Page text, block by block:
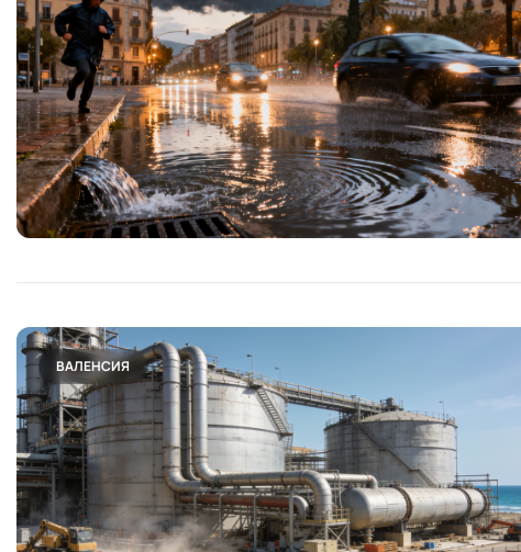
ВАЛЕНСИЯ